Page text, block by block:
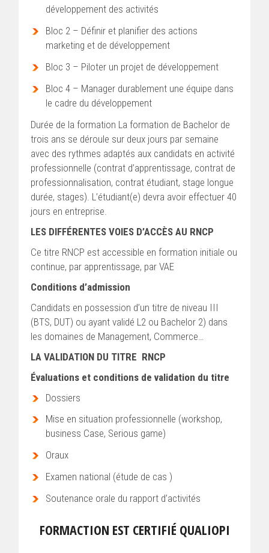
développement des activités
Bloc 2 – Définir et planifier des actions
marketing et de développement
Bloc 3 – Piloter un projet de développement
Bloc 4 – Manager durablement une équipe dans
le cadre du développement
Durée de la formation La formation de Bachelor de
trois ans se déroule sur deux jours par semaine
avec des rythmes adaptés aux candidats en activité
professionnelle (contrat d’apprentissage, contrat de
professionnalisation, contrat étudiant, stage longue
durée, stages). L’étudiant(e) devra avoir effectuer 40
jours en entreprise.
LES DIFFÉRENTES VOIES D’ACCÈS AU RNCP
Ce titre RNCP est accessible en formation initiale ou
continue, par apprentissage, par VAE
Conditions d’admission
Candidats en possession d’un titre de niveau III
(BTS, DUT) ou ayant validé L2 ou Bachelor 2) dans
les domaines de Management, Commerce…
LA VALIDATION DU TITRE RNCP
Évaluations et conditions de validation du titre
Dossiers
Mise en situation professionnelle (workshop,
business Case, Serious game)
Oraux
Examen national (étude de cas )
Soutenance orale du rapport d’activités
FORMACTION EST CERTIFIÉ QUALIOPI